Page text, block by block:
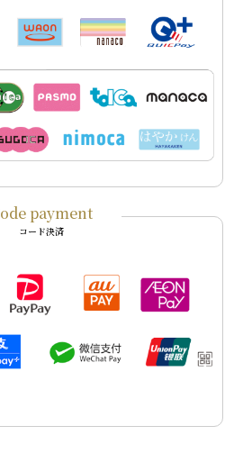
payment
コード決済